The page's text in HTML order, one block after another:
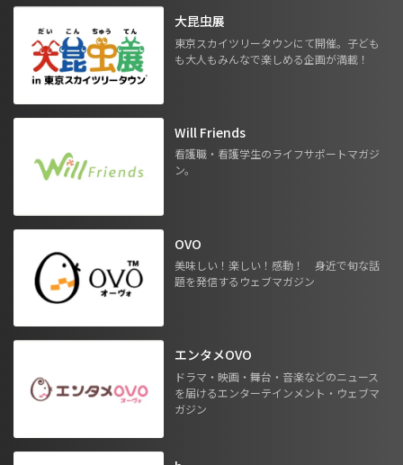
大昆虫展
東京スカイツリータウンにて開催。子ども
も大人もみんなで楽しめる企画が満載！
Will Friends
看護職・看護学生のライフサポートマガジ
ン。
OVO
美味しい！楽しい！感動！ 身近で旬な話
題を発信するウェブマガジン
エンタメOVO
ドラマ・映画・舞台・音楽などのニュース
を届けるエンターテインメント・ウェブマ
ガジン